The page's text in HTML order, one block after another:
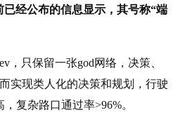
已经公布的信息显示，其号称“端
，只保留一张god网络，决策、
实现类人化的决策和规划，行驶
复杂路口通过率>96%。